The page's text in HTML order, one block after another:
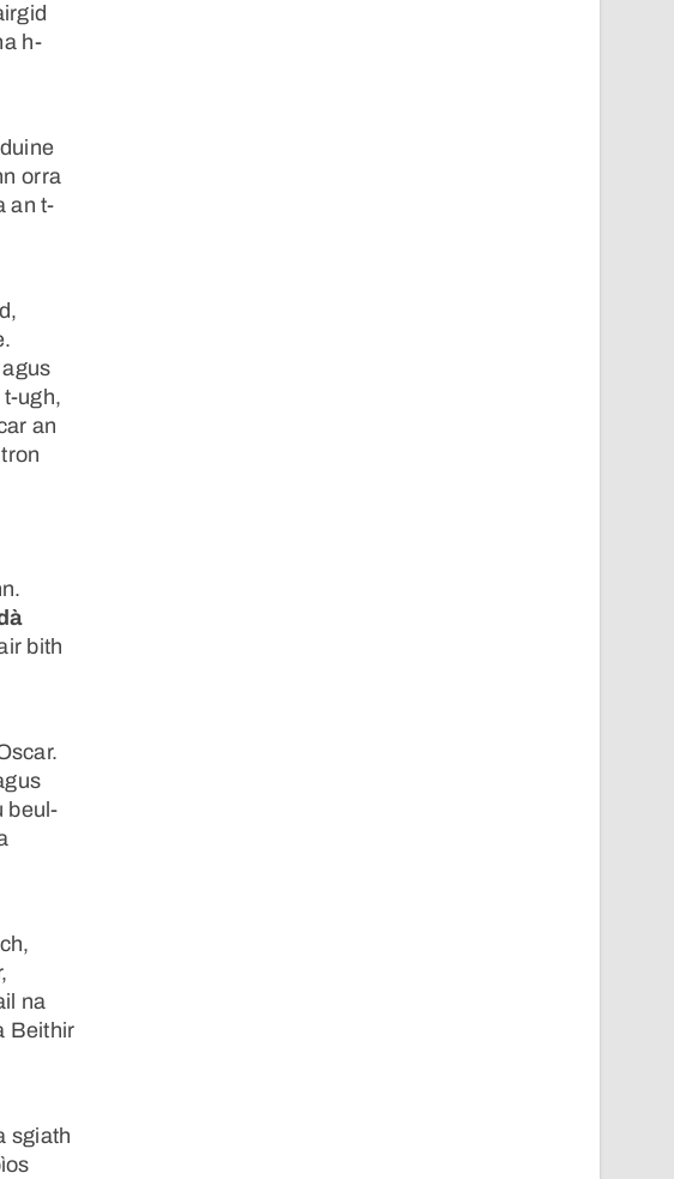
h-
orra
an t-
ugh,
an
bith
beul-
na
Beithir
sgiath